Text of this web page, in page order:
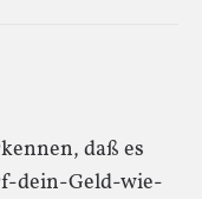
daß es
dein-Geld-wie-